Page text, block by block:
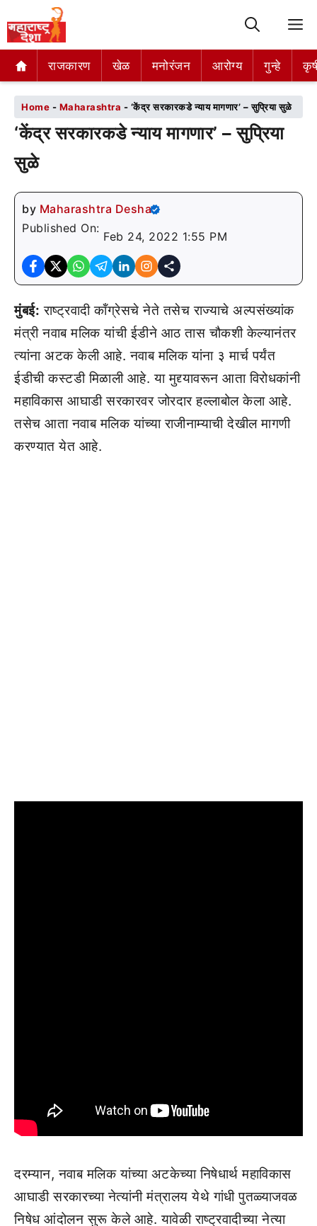
राजकारण खेळ मनोरंजन आरोग्य गुन्हे
राजकारण खेळ मनोरंजन आरोग्य गुन्हे
Home - Maharashtra - ‘केंद्र सरकारकडे न्याय मागणार’ – सुप्रिया सुळे
‘केंद्र सरकारकडे न्याय मागणार’ – सुप्रिया
सुळे
by Maharashtra Desha
Published On:
Feb 24, 2022 1:55 PM
मुंबई: राष्ट्रवादी कॉंग्रेसचे नेते तसेच राज्याचे अल्पसंख्यांक
मंत्री नवाब मलिक यांची ईडीने आठ तास चौकशी केल्यानंतर
त्यांना अटक केली आहे. नवाब मलिक यांना ३ मार्च पर्यंत
ईडीची कस्टडी मिळाली आहे. या मुद्द्यावरून आता विरोधकांनी
महाविकास आघाडी सरकारवर जोरदार हल्लाबोल केला आहे.
तसेच आता नवाब मलिक यांच्या राजीनाम्याची देखील मागणी
करण्यात येत आहे.
दरम्यान, नवाब मलिक यांच्या अटकेच्या निषेधार्थ महाविकास
आघाडी सरकारच्या नेत्यांनी मंत्रालय येथे गांधी पुतळ्याजवळ
निषेध आंदोलन सुरू केले आहे. यावेळी राष्ट्रवादीच्या नेत्या